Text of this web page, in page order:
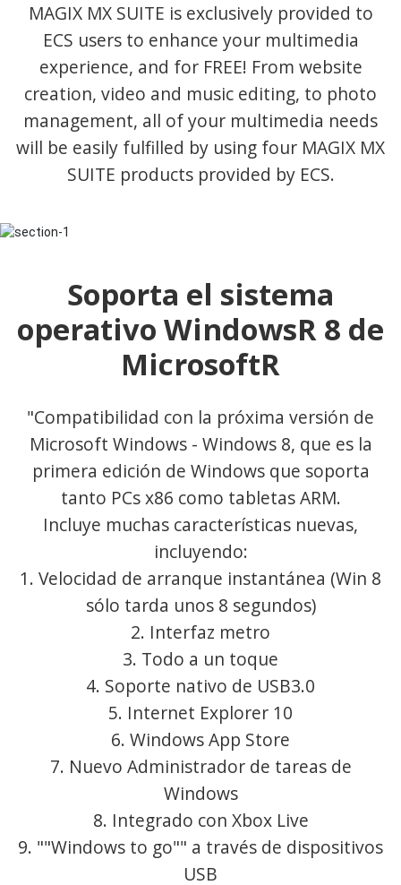
MAGIX MX SUITE is exclusively provided to
ECS users to enhance your multimedia
experience, and for FREE! From website
creation, video and music editing, to photo
management, all of your multimedia needs
will be easily fulfilled by using four MAGIX MX
SUITE products provided by ECS.
Soporta el sistema
operativo WindowsR 8 de
MicrosoftR
"Compatibilidad con la próxima versión de
Microsoft Windows - Windows 8, que es la
primera edición de Windows que soporta
tanto PCs x86 como tabletas ARM.
Incluye muchas características nuevas,
incluyendo:
1. Velocidad de arranque instantánea (Win 8
sólo tarda unos 8 segundos)
2. Interfaz metro
3. Todo a un toque
4. Soporte nativo de USB3.0
5. Internet Explorer 10
6. Windows App Store
7. Nuevo Administrador de tareas de
Windows
8. Integrado con Xbox Live
9. ""Windows to go"" a través de dispositivos
USB